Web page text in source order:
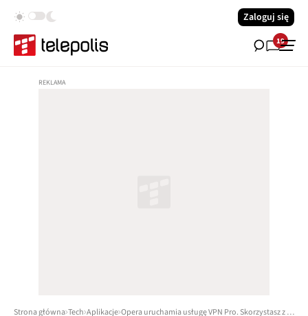
Zaloguj się
19
Strona główna Tech Aplikacje Opera uruchamia usługę VPN Pro. Skorzystasz z niej w całym telefonie